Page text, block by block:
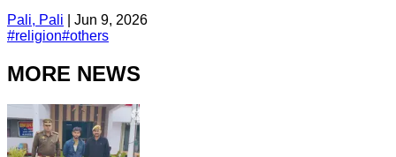
Pali, Pali
Jun 9, 2026
#religion#others
MORE NEWS